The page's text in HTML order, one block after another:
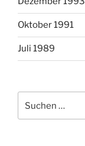
Oktober 1991
Juli 1989
nach: